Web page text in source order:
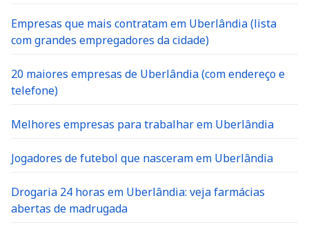
Empresas que mais contratam em Uberlândia (lista
com grandes empregadores da cidade)
20 maiores empresas de Uberlândia (com endereço e
telefone)
Melhores empresas para trabalhar em Uberlândia
Jogadores de futebol que nasceram em Uberlândia
Drogaria 24 horas em Uberlândia: veja farmácias
abertas de madrugada